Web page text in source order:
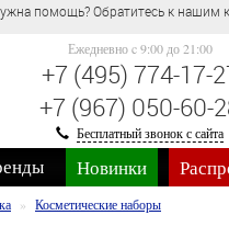
помощь? Обратитесь к нашим
Ежедневно c 9:00 до 21:00
+7 (495) 774-17-
+7 (967) 050-60-
Бесплатный звонок с сайта
Новинки
Косметические наборы